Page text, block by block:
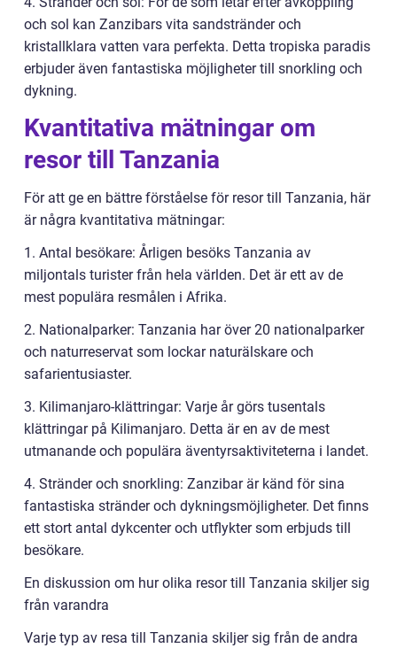
och sol kan Zanzibars vita sandstränder och
kristallklara vatten vara perfekta. Detta tropiska paradis
erbjuder även fantastiska möjligheter till snorkling och
dykning.
Kvantitativa mätningar om
resor till Tanzania
För att ge en bättre förståelse för resor till Tanzania, här
är några kvantitativa mätningar:
1. Antal besökare: Årligen besöks Tanzania av
miljontals turister från hela världen. Det är ett av de
mest populära resmålen i Afrika.
2. Nationalparker: Tanzania har över 20 nationalparker
och naturreservat som lockar naturälskare och
safarientusiaster.
3. Kilimanjaro-klättringar: Varje år görs tusentals
klättringar på Kilimanjaro. Detta är en av de mest
utmanande och populära äventyrsaktiviteterna i landet.
4. Stränder och snorkling: Zanzibar är känd för sina
fantastiska stränder och dykningsmöjligheter. Det finns
ett stort antal dykcenter och utflykter som erbjuds till
besökare.
En diskussion om hur olika resor till Tanzania skiljer sig
från varandra
Varje typ av resa till Tanzania skiljer sig från de andra